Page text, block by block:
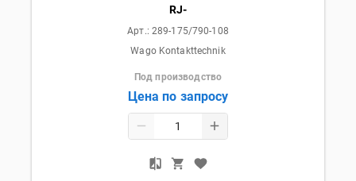
RJ-
Арт.: 289-175/790-108
Wago Kontakttechnik
Под производство
Цена по запросу